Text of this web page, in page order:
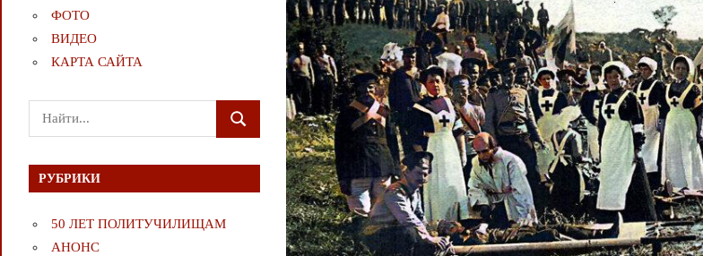
ФОТО
ВИДЕО
КАРТА САЙТА
Поиск
для:
ПОИСК
РУБРИКИ
50 ЛЕТ ПОЛИТУЧИЛИЩАМ
АНОНС